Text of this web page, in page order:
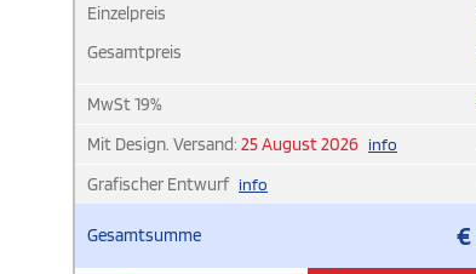
Einzelpreis
Gesamtpreis
MwSt19%
Mit Design. Versand: 25 August 2026 info
Grafischer Entwurf info
Gesamtsumme €